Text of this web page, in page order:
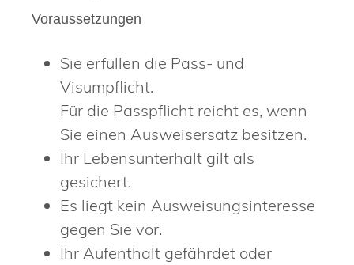
Voraussetzungen
Sie erfüllen die Pass- und
Visumpflicht.
Für die Passpflicht reicht es, wenn
Sie einen Ausweisersatz besitzen.
Ihr Lebensunterhalt gilt als
gesichert.
Es liegt kein Ausweisungsinteresse
gegen Sie vor.
Ihr Aufenthalt gefährdet oder